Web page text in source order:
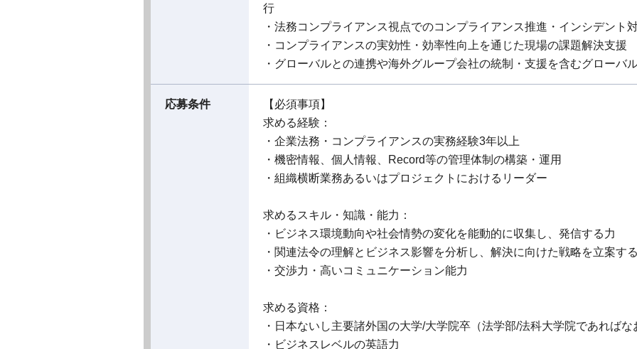
行
・法務コンプライアンス視点でのコンプライアンス推進・インシデント
・コンプライアンスの実効性・効率性向上を通じた現場の課題解決支援
・グローバルとの連携や海外グループ会社の統制・支援を含むグローバ
応募条件
【必須事項】
求める経験：
・企業法務・コンプライアンスの実務経験3年以上
・機密情報、個人情報、Record等の管理体制の構築・運用
・組織横断業務あるいはプロジェクトにおけるリーダー
求めるスキル・知識・能力：
・ビジネス環境動向や社会情勢の変化を能動的に収集し、発信する力
・関連法令の理解とビジネス影響を分析し、解決に向けた戦略を立案す
・交渉力・高いコミュニケーション能力
求める資格：
・日本ないし主要諸外国の大学/大学院卒（法学部/法科大学院であればな
・ビジネスレベルの英語力